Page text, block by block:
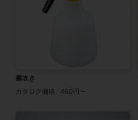
霧吹き
カタログ価格
460円〜